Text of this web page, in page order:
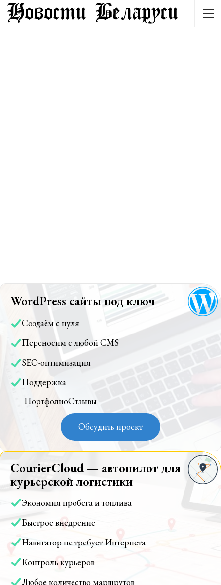
WordPress сайты под ключ
Создаём с нуля
Переносим с любой CMS
SEO-оптимизация
Поддержка
ПортфолиоОтзывы
Обсудить проект
CourierCloud — автопилот для
курьерской логистики
Экономия пробега и топлива
Быстрое внедрение
Навигатор не требует Интернета
Контроль курьеров
Любое количество маршрутов